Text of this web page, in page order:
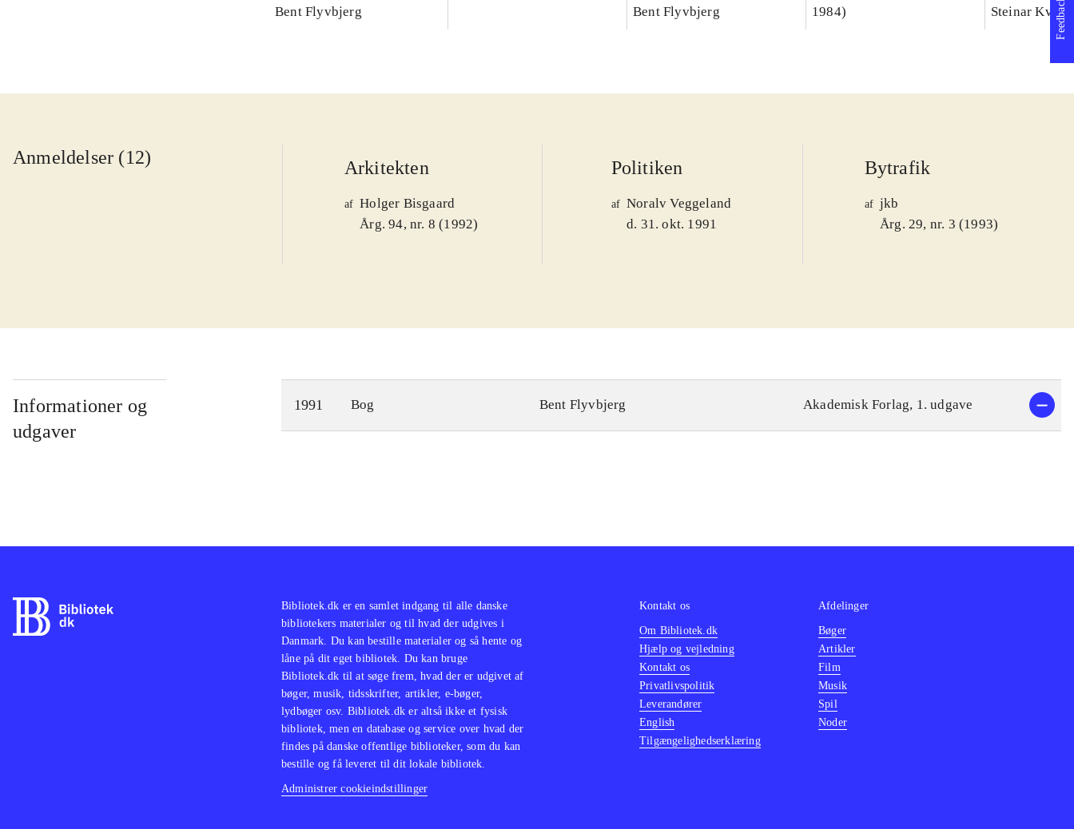
planlægning, politik og
Bent Flyvbjerg
fiasko i alle slags projekter
Bent Flyvbjerg
1984)
håndværk
Steinar Kvale
Anmeldelser (12) Arkitekten
af Holger Bisgaard
Årg. 94, nr. 8 (1992)
Politiken
af Noralv Veggeland
d. 31. okt. 1991
Bytrafik
af jkb
Årg. 29, nr. 3 (1993)
Informationer og
udgaver
1991 Bog Bent Flyvbjerg Akademisk Forlag, 1. udgave
Feedback
Bibliotek.dk er en samlet indgang til alle danske
bibliotekers materialer og til hvad der udgives i
Danmark. Du kan bestille materialer og så hente og
låne på dit eget bibliotek. Du kan bruge
Bibliotek.dk til at søge frem, hvad der er udgivet af
bøger, musik, tidsskrifter, artikler, e-bøger,
lydbøger osv. Bibliotek.dk er altså ikke et fysisk
bibliotek, men en database og service over hvad der
findes på danske offentlige biblioteker, som du kan
bestille og få leveret til dit lokale bibliotek.
Administrer cookieindstillinger
Kontakt os
Om Bibliotek.dk
Hjælp og vejledning
Kontakt os
Privatlivspolitik
Leverandører
English
Tilgængelighedserklæring
Afdelinger
Bøger
Artikler
Film
Musik
Spil
Noder